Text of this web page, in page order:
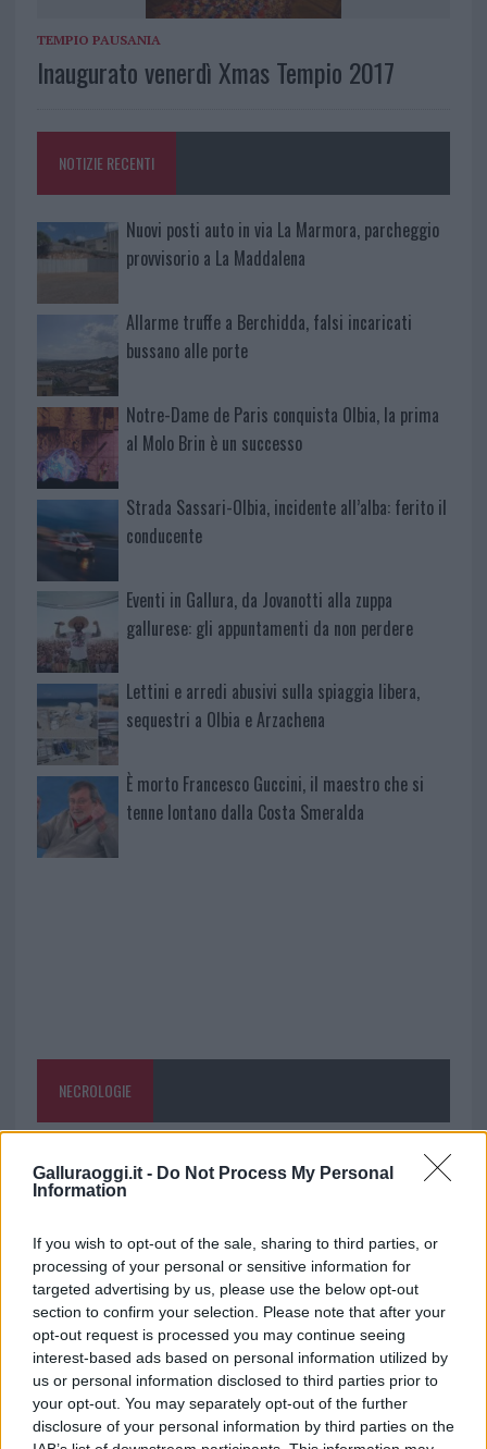
Galluraoggi.it - Do Not Process My Personal
Information
If you wish to opt-out of the sale, sharing to third parties, or
processing of your personal or sensitive information for
targeted advertising by us, please use the below opt-out
section to confirm your selection. Please note that after your
opt-out request is processed you may continue seeing
interest-based ads based on personal information utilized by
us or personal information disclosed to third parties prior to
your opt-out. You may separately opt-out of the further
disclosure of your personal information by third parties on the
TEMPIO PAUSANIA
Inaugurato venerdì Xmas Tempio 2017
NOTIZIE RECENTI
Nuovi posti auto in via La Marmora, parcheggio
provvisorio a La Maddalena
Allarme truffe a Berchidda, falsi incaricati
bussano alle porte
Notre-Dame de Paris conquista Olbia, la prima
al Molo Brin è un successo
Strada Sassari-Olbia, incidente all’alba: ferito il
conducente
Eventi in Gallura, da Jovanotti alla zuppa
gallurese: gli appuntamenti da non perdere
Lettini e arredi abusivi sulla spiaggia libera,
sequestri a Olbia e Arzachena
È morto Francesco Guccini, il maestro che si
tenne lontano dalla Costa Smeralda
NECROLOGIE
Paolo Pinna
Martina Agostina Diturco
I nostri cari